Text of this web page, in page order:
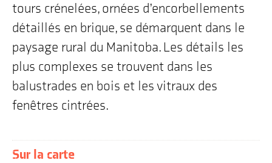
tours crénelées, ornées d’encorbellements
détaillés en brique, se démarquent dans le
paysage rural du Manitoba. Les détails les
plus complexes se trouvent dans les
balustrades en bois et les vitraux des
fenêtres cintrées.
Sur la carte